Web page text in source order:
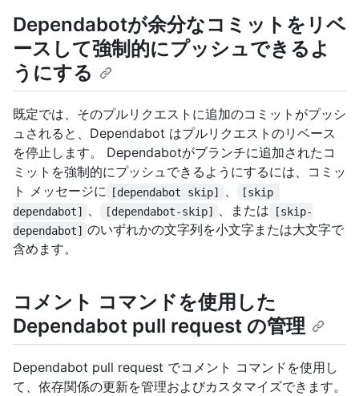
Dependabotが余分なコミットをリベ
ースして強制的にプッシュできるよ
うにする
既定では、そのプルリクエストに追加のコミットがプッシ
ュされると、Dependabot はプルリクエストのリベース
を停止します。 Dependabotがブランチに追加されたコ
ミットを強制的にプッシュできるようにするには、コミッ
ト メッセージに [dependabot skip] 、
[skip
dependabot] 、 [dependabot-skip] 、または
[skip-
dependabot] のいずれかの文字列を小文字または大文字で
含めます。
コメント コマンドを使用した
Dependabot pull request の管理
Dependabot pull request でコメント コマンドを使用し
て、依存関係の更新を管理およびカスタマイズできます。